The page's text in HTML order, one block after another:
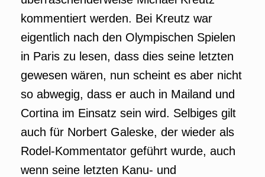
kommentiert werden. Bei Kreutz war
eigentlich nach den Olympischen Spielen
in Paris zu lesen, dass dies seine letzten
gewesen wären, nun scheint es aber nicht
so abwegig, dass er auch in Mailand und
Cortina im Einsatz sein wird. Selbiges gilt
auch für Norbert Galeske, der wieder als
Rodel-Kommentator geführt wurde, auch
wenn seine letzten Kanu- und